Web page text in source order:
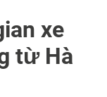
xe
từ Hà